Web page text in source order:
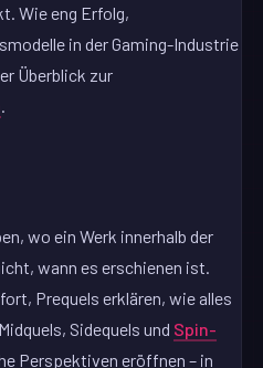
Wie eng Erfolg,
in der Gaming-Industrie
Überblick zur
wo ein Werk innerhalb der
wann es erschienen ist.
Prequels erklären, wie alles
Sidequels und Spin-
Perspektiven eröffnen – in